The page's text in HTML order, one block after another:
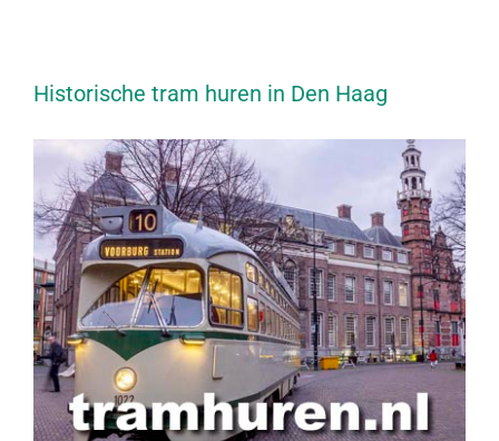
Historische tram huren in Den Haag